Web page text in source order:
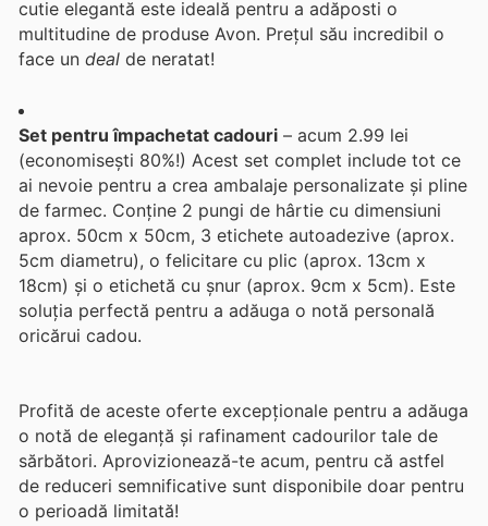
cutie elegantă este ideală pentru a adăposti o
multitudine de produse Avon. Prețul său incredibil o
face un deal de neratat!
Set pentru împachetat cadouri – acum 2.99 lei
(economisești 80%!) Acest set complet include tot ce
ai nevoie pentru a crea ambalaje personalizate și pline
de farmec. Conține 2 pungi de hârtie cu dimensiuni
aprox. 50cm x 50cm, 3 etichete autoadezive (aprox.
5cm diametru), o felicitare cu plic (aprox. 13cm x
18cm) și o etichetă cu șnur (aprox. 9cm x 5cm). Este
soluția perfectă pentru a adăuga o notă personală
oricărui cadou.
Profită de aceste oferte excepționale pentru a adăuga
o notă de eleganță și rafinament cadourilor tale de
sărbători. Aprovizionează-te acum, pentru că astfel
de reduceri semnificative sunt disponibile doar pentru
o perioadă limitată!